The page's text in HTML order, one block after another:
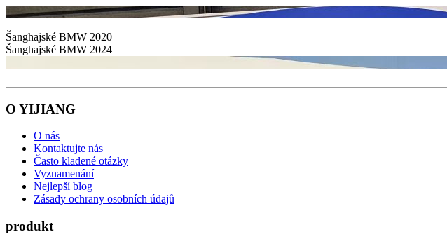
Šanghajské BMW 2020
Šanghajské BMW 2024
O YIJIANG
O nás
Kontaktujte nás
Často kladené otázky
Vyznamenání
Nejlepší blog
Zásady ochrany osobních údajů
produkt